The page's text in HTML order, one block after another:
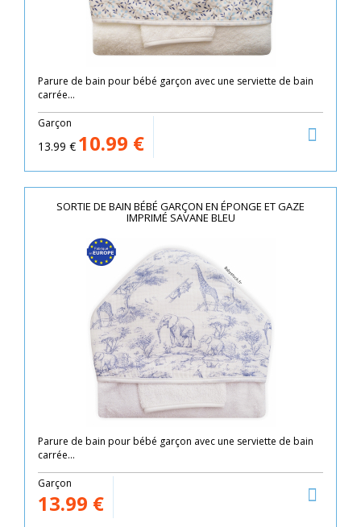
Parure de bain pour bébé garçon avec une serviette de bain
carrée...
Garçon
13.99 € 10.99 €
SORTIE DE BAIN BÉBÉ GARÇON EN ÉPONGE ET GAZE
IMPRIMÉ SAVANE BLEU
Parure de bain pour bébé garçon avec une serviette de bain
carrée...
Garçon
13.99 €